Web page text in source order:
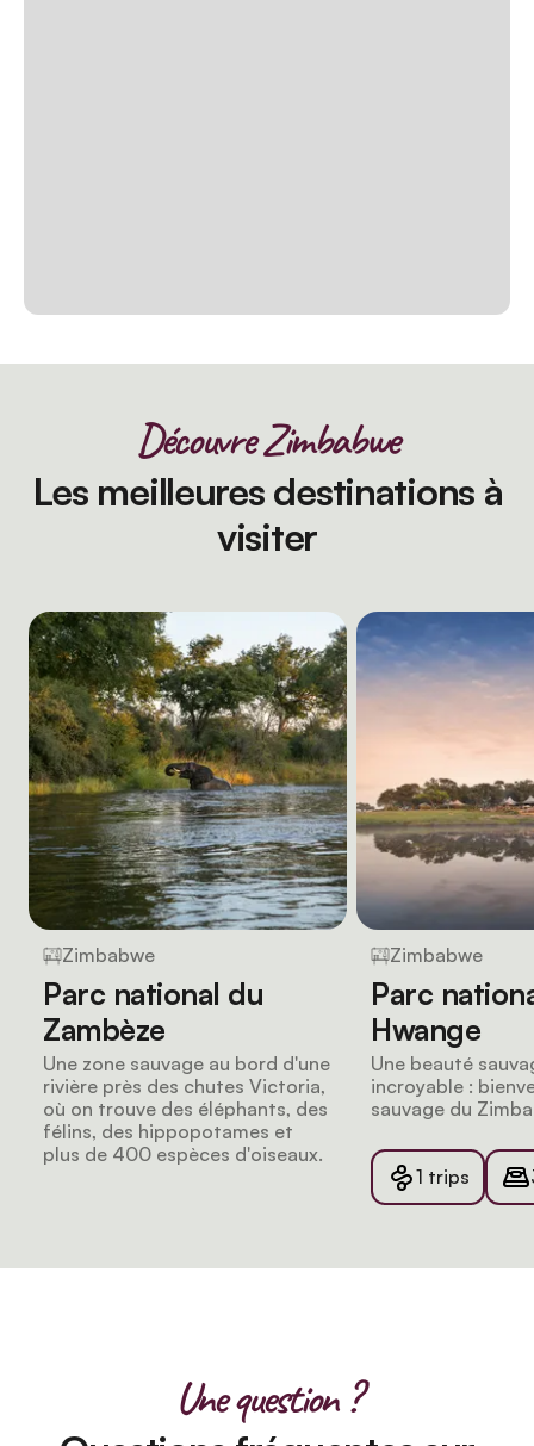
Découvre Zimbabwe
Les meilleures destinations à
visiter
Zimbabwe
Parc national du
Zambèze
Une zone sauvage au bord d'une
rivière près des chutes Victoria,
où on trouve des éléphants, des
félins, des hippopotames et
plus de 400 espèces d'oiseaux.
Zimbabwe
Parc
Hwange
Une beauté
incroyable :
sauvage du
1 trips
Une question ?